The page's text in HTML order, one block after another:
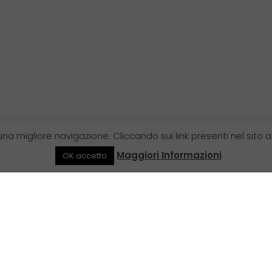
migliore navigazione. Cliccando sui link presenti nel sito
.
OK accetto Maggiori Informazioni